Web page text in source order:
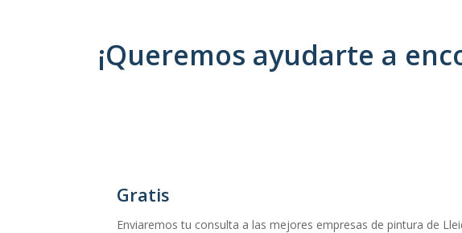
¡Queremos ayudarte a
Gratis
Enviaremos tu consulta a las mejores empresas de pintura de